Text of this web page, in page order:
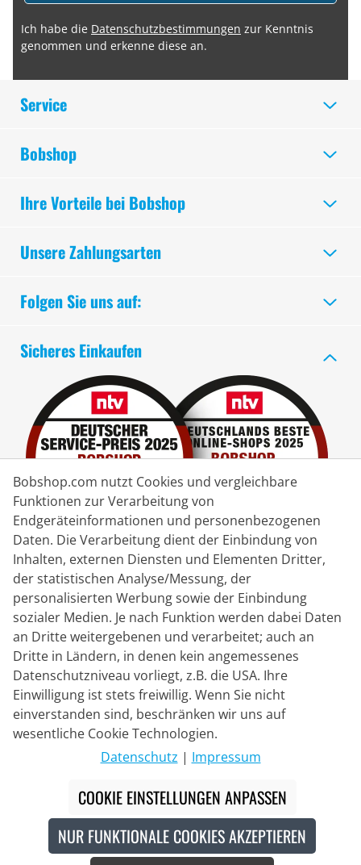
Ich habe die Datenschutzbestimmungen zur Kenntnis
genommen und erkenne diese an.
Service
Bobshop
Ihre Vorteile bei Bobshop
Unsere Zahlungsarten
Kontakt
Livechat
Mo - Fr: 8:30 bis 16:00 (MEZ)
Whatsapp
Rückruf
Folgen Sie uns auf:
Sicheres Einkaufen
Lieferpartner
Die durchgestrichenen Preise entsprechen unseren
Markteinführungspreisen der aktuellen Saison.
Bobshop.com nutzt Cookies und vergleichbare
Funktionen zur Verarbeitung von
Endgeräteinformationen und personenbezogenen
Daten. Die Verarbeitung dient der Einbindung von
Inhalten, externen Diensten und Elementen Dritter,
der statistischen Analyse/Messung, der
personalisierten Werbung sowie der Einbindung
sozialer Medien. Je nach Funktion werden dabei Daten
an Dritte weitergebenen und verarbeitet; auch an
Dritte in Ländern, in denen kein angemessenes
Datenschutzniveau vorliegt, z.B. die USA. Ihre
Einwilligung ist stets freiwillig. Wenn Sie nicht
einverstanden sind, beschränken wir uns auf
wesentliche Cookie Technologien.
Datenschutz | Impressum
COOKIE EINSTELLUNGEN ANPASSEN
NUR FUNKTIONALE COOKIES AKZEPTIEREN